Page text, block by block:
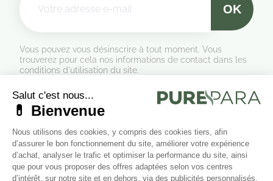
(2 avis)
Vous pouvez vous désinscrire à tout moment. Vous
trouverez pour cela nos informations de contact dans les
conditions d'utilisation du site.
Formulaire de rétractation
Marchand approuvé par la Société des Avis Garantis,cliquez ici
pour vérifier
Suivez-nous sur les réseaux sociaux